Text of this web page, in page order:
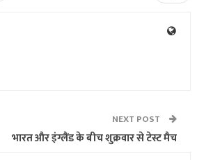
NEXT POST
भारत और इंग्लैंड के बीच शुक्रवार से टेस्ट मैच